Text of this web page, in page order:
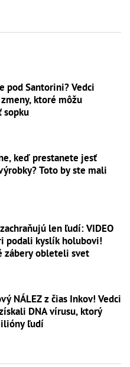
pod Santorini? Vedci
ktoré môžu
keď prestanete jesť
Toto by ste mali
len ľudí: VIDEO
podali kyslík holubovi!
zábery obleteli svet
NÁLEZ z čias Inkov! Vedci
DNA vírusu, ktorý
ľudí